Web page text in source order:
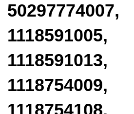
50297774007,
1118591005,
1118591013,
1118754009,
1118754108,